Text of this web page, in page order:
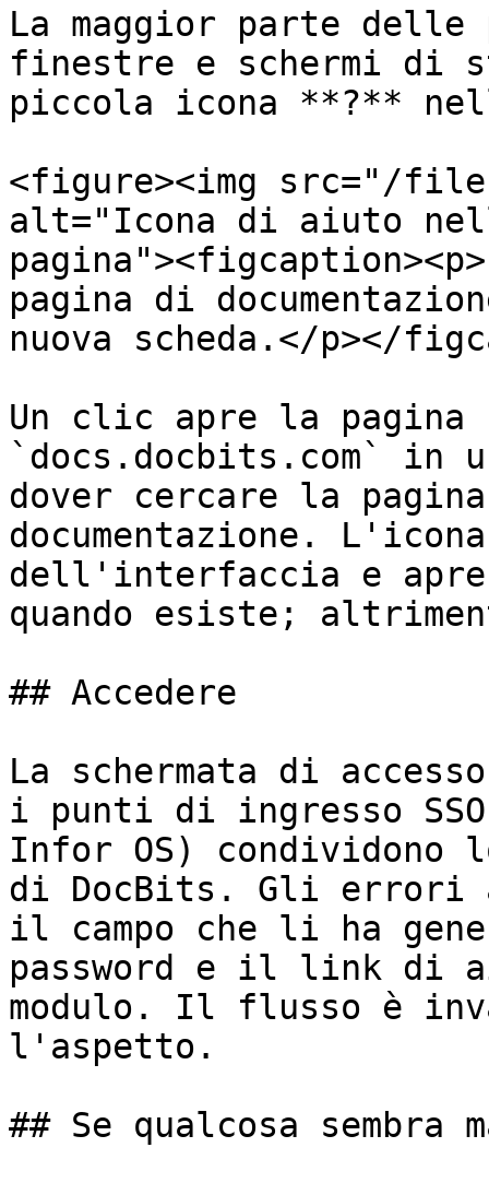
La maggior parte
finestre e schermi di
piccola icona **?**
<figure><img src="/files/
alt="Icona di aiuto
pagina di
nuova scheda.</p></
Un clic apre la pagina
`docs.docbits.com` in
dover cercare la
documentazione.
dell'interfaccia e apre
quando esiste;
## Accedere
La schermata di
i punti di ingresso
Infor OS) condividono
di DocBits. Gli errori
il campo che li ha
password e il link di
modulo. Il flusso è
l'aspetto.
## Se qualcosa sembra